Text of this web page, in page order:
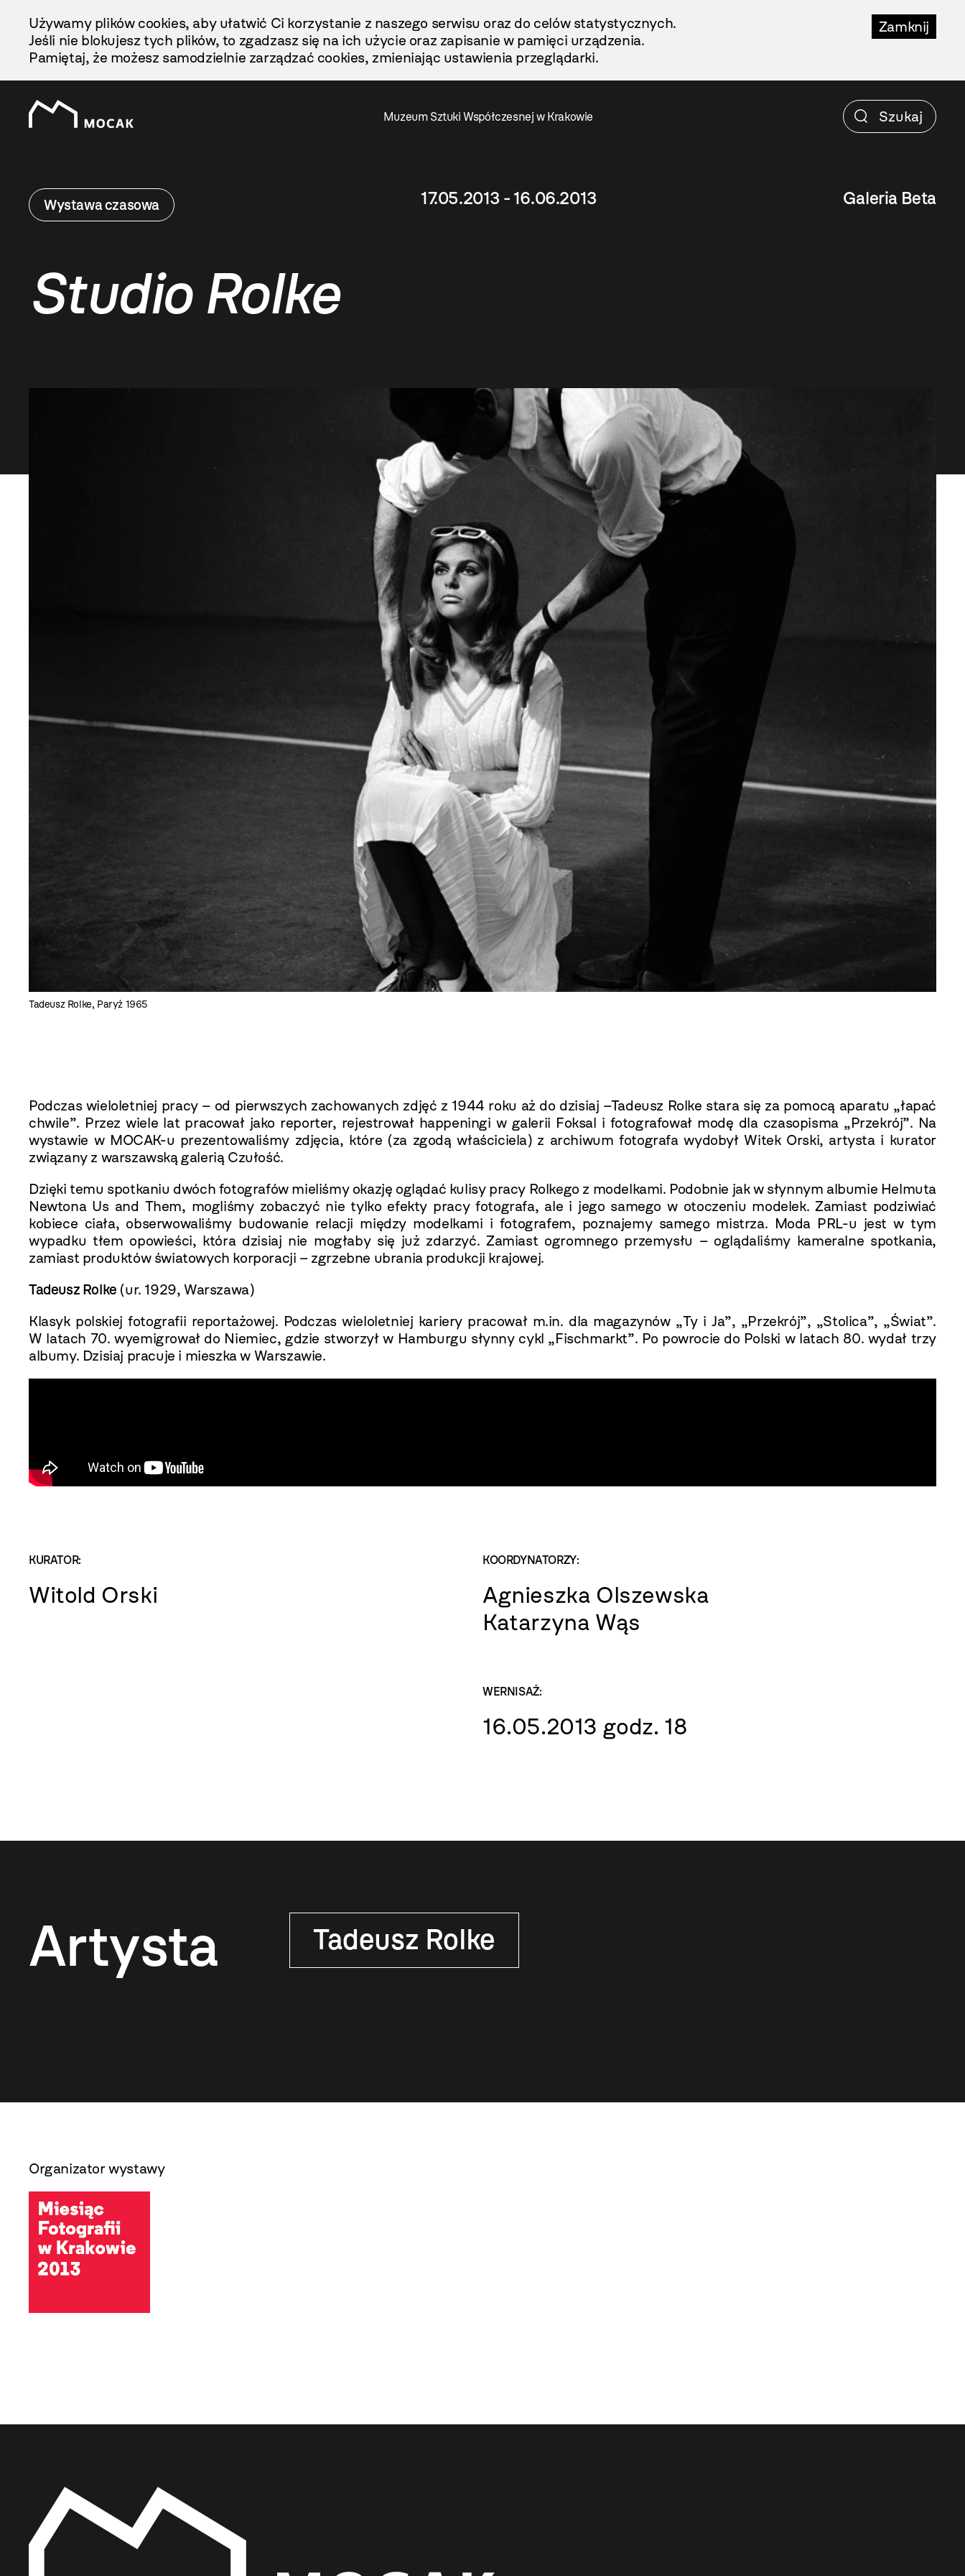
Treści
Zamknij
Używamy plików cookies, aby ułatwić Ci korzystanie z naszego serwisu oraz do celów statystycznych.
Jeśli nie blokujesz tych plików, to zgadzasz się na ich użycie oraz zapisanie w pamięci urządzenia.
Pamiętaj, że możesz samodzielnie zarządzać cookies, zmieniając ustawienia przeglądarki.
Muzeum Sztuki Współczesnej w Krakowie
Wystawa czasowa 17.05.2013 - 16.06.2013 Galeria Beta
Studio Rolke
Tadeusz Rolke, Paryż 1965
Podczas wieloletniej pracy – od pierwszych zachowanych zdjęć z 1944 roku aż do dzisiaj –Tadeusz Rolke stara się za pomocą aparatu „łapać
chwile”. Przez wiele lat pracował jako reporter, rejestrował happeningi w galerii Foksal i fotografował modę dla czasopisma „Przekrój”. Na
wystawie w MOCAK-u prezentowaliśmy zdjęcia, które (za zgodą właściciela) z archiwum fotografa wydobył Witek Orski, artysta i kurator
związany z warszawską galerią Czułość.
Dzięki temu spotkaniu dwóch fotografów mieliśmy okazję oglądać kulisy pracy Rolkego z modelkami. Podobnie jak w słynnym albumie Helmuta
Newtona Us and Them, mogliśmy zobaczyć nie tylko efekty pracy fotografa, ale i jego samego w otoczeniu modelek. Zamiast podziwiać
kobiece ciała, obserwowaliśmy budowanie relacji między modelkami i fotografem, poznajemy samego mistrza. Moda PRL-u jest w tym
wypadku tłem opowieści, która dzisiaj nie mogłaby się już zdarzyć. Zamiast ogromnego przemysłu – oglądaliśmy kameralne spotkania,
zamiast produktów światowych korporacji – zgrzebne ubrania produkcji krajowej.
Tadeusz Rolke (ur. 1929, Warszawa)
Klasyk polskiej fotografii reportażowej. Podczas wieloletniej kariery pracował m.in. dla magazynów „Ty i Ja”, „Przekrój”, „Stolica”, „Świat”.
W latach 70. wyemigrował do Niemiec, gdzie stworzył w Hamburgu słynny cykl „Fischmarkt”. Po powrocie do Polski w latach 80. wydał trzy
albumy. Dzisiaj pracuje i mieszka w Warszawie.
KURATOR:
Witold Orski
KOORDYNATORZY:
Agnieszka Olszewska
Katarzyna Wąs
WERNISAŻ:
16.05.2013 godz. 18
Artysta Tadeusz Rolke
Organizator wystawy